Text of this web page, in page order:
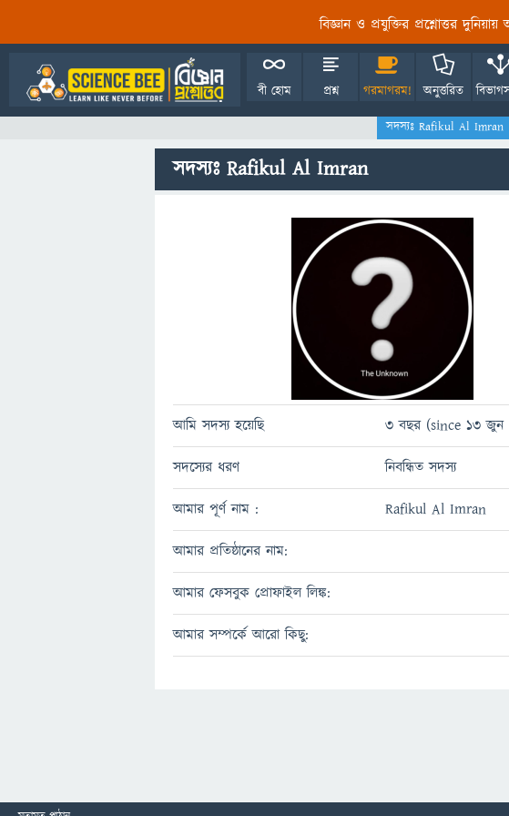
বিজ্ঞান ও প্রযুক্তির প্রশ্নোত্তর
বী হোম প্রশ্ন গরমাগরম! অনুত্তরিত
সদস্যঃ Rafikul Al Imran
সদস্যঃ Rafikul Al Imran
আমি সদস্য হয়েছি 3 বছর (since 13 জুন
সদস্যের ধরণ নিবন্ধিত সদস্য
আমার পূর্ণ নাম : Rafikul Al Imran
আমার প্রতিষ্ঠানের নাম:
আমার ফেসবুক প্রোফাইল লিঙ্ক:
আমার সম্পর্কে আরো কিছু: